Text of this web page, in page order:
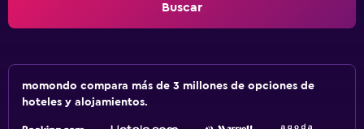
Buscar
momondo compara más de 3 millones de opciones de
hoteles y alojamientos.